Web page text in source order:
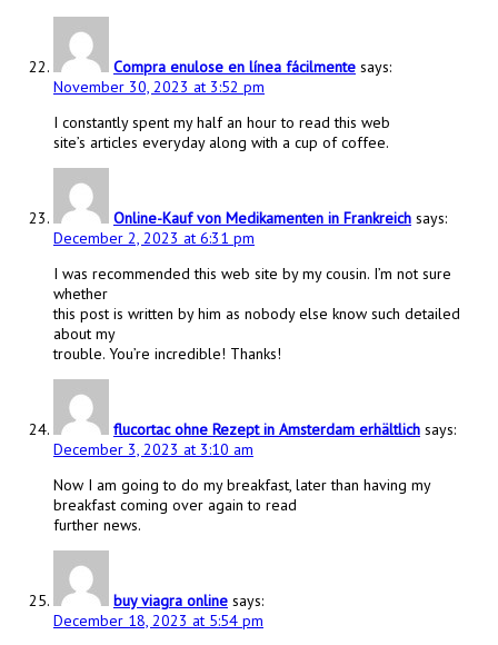
Compra enulose en línea fácilmente says:
November 30, 2023 at 3:52 pm
I constantly spent my half an hour to read this web
site’s articles everyday along with a cup of coffee.
Online-Kauf von Medikamenten in Frankreich says:
December 2, 2023 at 6:31 pm
I was recommended this web site by my cousin. I’m not sure
whether
this post is written by him as nobody else know such detailed
about my
trouble. You’re incredible! Thanks!
flucortac ohne Rezept in Amsterdam erhältlich says:
December 3, 2023 at 3:10 am
Now I am going to do my breakfast, later than having my
breakfast coming over again to read
further news.
buy viagra online says:
December 18, 2023 at 5:54 pm